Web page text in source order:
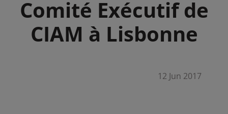
Comité Exécutif de
CIAM à Lisbonne
12 Jun 2017